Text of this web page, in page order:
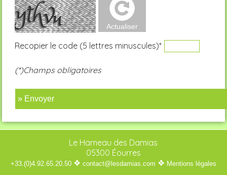
Recopier le code (5 lettres minuscules)*
(*)Champs obligatoires
» Envoyer
Le Hameau des Damias
05300 Éourres
+33.(0)4.92.65.20.50 ❖ contact@lesdamias.com ❖ Mentions légales